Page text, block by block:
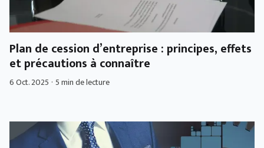
Plan de cession d’entreprise : principes, effets
et précautions à connaître
6 Oct. 2025 · 5 min de lecture